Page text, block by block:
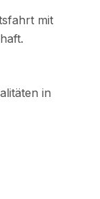
mit
in